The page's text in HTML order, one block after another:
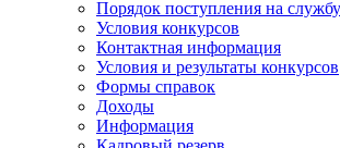
Порядок поступления на службу
Условия конкурсов
Контактная информация
Условия и результаты конкурсов
Формы справок
Доходы
Информация